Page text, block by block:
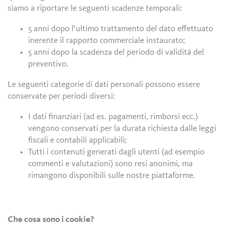
siamo a riportare le seguenti scadenze temporali:
5 anni dopo l’ultimo trattamento del dato effettuato
inerente il rapporto commerciale instaurato;
5 anni dopo la scadenza del periodo di validitá del
preventivo.
Le seguenti categorie di dati personali possono essere
conservate per periodi diversi:
I dati finanziari (ad es. pagamenti, rimborsi ecc.)
vengono conservati per la durata richiesta dalle leggi
fiscali e contabili applicabili;
Tutti i contenuti generati dagli utenti (ad esempio
commenti e valutazioni) sono resi anonimi, ma
rimangono disponibili sulle nostre piattaforme.
Che cosa sono i cookie?